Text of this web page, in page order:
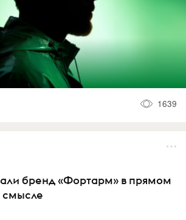
1639
бренд «Фортарм» в прямом